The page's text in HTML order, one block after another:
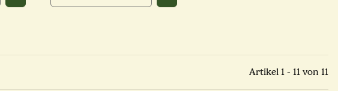
Artikel 1 - 11 von 11